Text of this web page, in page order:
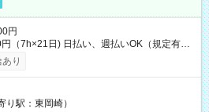
円
い、週払いOK（規定有
試用期間なし
り
り駅：東岡崎）